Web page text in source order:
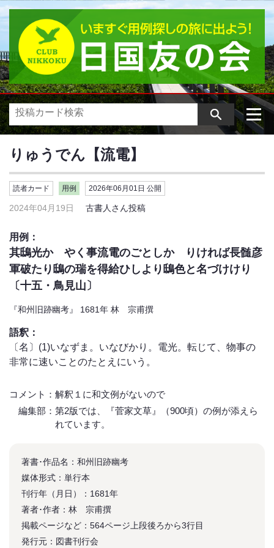
りゅうでん【流電】
読者カード 用例 2026年06月01日 公開
2024年04月19日 古書人さん投稿
用例：
其鴟光かゞやく事流電のごとしかゝりければ長髄彦
軍破たり鴟の瑞を得給ひしより鴟色と名づけけり
〔十五・鳥見山〕
『和州旧跡幽考』 1681年 林 宗甫撰
語釈：
〔名〕(1)いなずま。いなびかり。電光。転じて、物事の
非常に速いことのたとえにいう。
コメント：解釈１に和文例がないので
編集部：第2版では、『菅家文草』（900頃）の例が添えら
れています。
著書･作品名：和州旧跡幽考
媒体形式：単行本
刊行年（月日）：1681年
著者･作者：林 宗甫撰
掲載ページなど：564ページ上段後ろから3行目
発行元：図書刊行会